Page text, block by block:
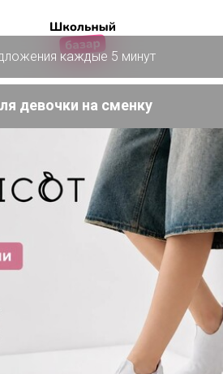
нейромедиатора –
ГАМК. Глицин
связываться с
выделение
глицин способен
В
каждые 5 минут
девочки на сменку